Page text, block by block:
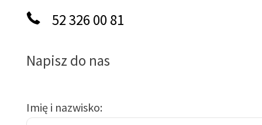
52 326 00 81
Napisz do nas
Imię i nazwisko